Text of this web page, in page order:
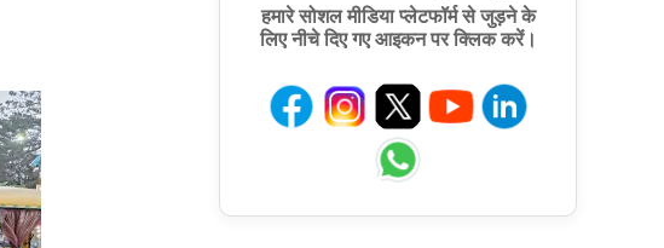
हमारे सोशल मीडिया प्लेटफॉर्म से जुड़ने के
लिए नीचे दिए गए आइकन पर क्लिक करें।